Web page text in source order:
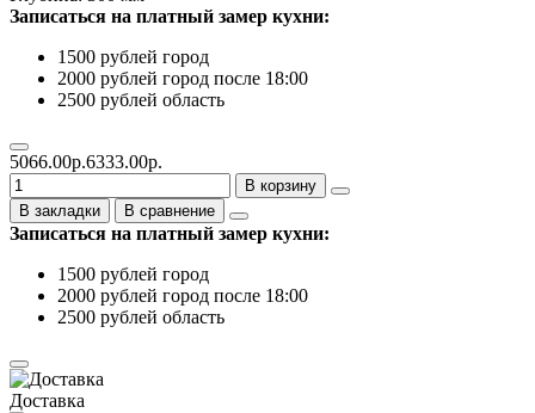
Записаться на платный замер кухни:
1500 рублей город
2000 рублей город после 18:00
2500 рублей область
5066.00р.6333.00р.
В корзину
В закладки
В сравнение
Записаться на платный замер кухни:
1500 рублей город
2000 рублей город после 18:00
2500 рублей область
Доставка